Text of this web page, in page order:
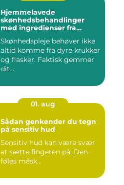
Hjemmelavede
skønhedsbehandlinger
med ingredienser fra
Skønhedspleje behøver ikke
altid komme fra dyre krukker
og flasker. Faktisk gemmer
dit...
01. aug
Sådan genkender du tegn
på sensitiv hud
Sensitiv hud kan være svær
at sætte fingeren på. Den
føles måsk...